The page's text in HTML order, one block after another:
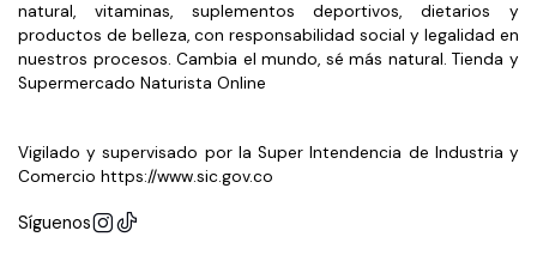
natural, vitaminas, suplementos deportivos, dietarios y
productos de belleza, con responsabilidad social y legalidad en
nuestros procesos. Cambia el mundo, sé más natural. Tienda y
Supermercado Naturista Online
Vigilado y supervisado por la Super Intendencia de Industria y
Comercio https://www.sic.gov.co
Síguenos